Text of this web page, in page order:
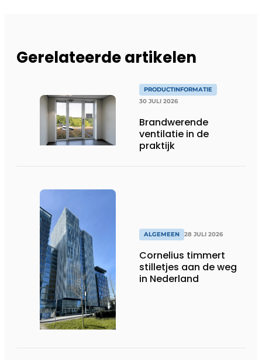
Gerelateerde artikelen
PRODUCTINFORMATIE
30 JULI 2026
Brandwerende
ventilatie in de
praktijk
ALGEMEEN 28 JULI 2026
Cornelius timmert
stilletjes aan de weg
in Nederland